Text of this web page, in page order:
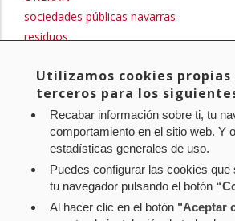
sociedades públicas navarras
residuos
MCP
black friday
Aviso legal Política de privacidad
Utilizamos cookies propias
terceros para los
Recabar información sobre ti, tu
comportamiento en el sitio web. Y
estadísticas generales de uso.
Puedes configurar las cookies que
tu navegador pulsando el botón
Al hacer clic en el botón "Aceptar